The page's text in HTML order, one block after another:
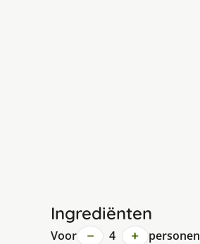
Ingrediënten
Voor − 4 + personen